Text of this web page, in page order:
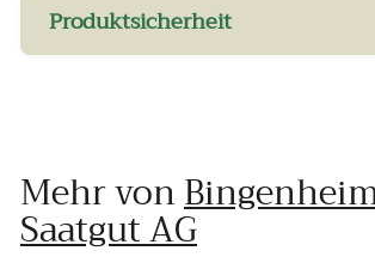
Produktsicherheit
Mehr von
Saatgut AG